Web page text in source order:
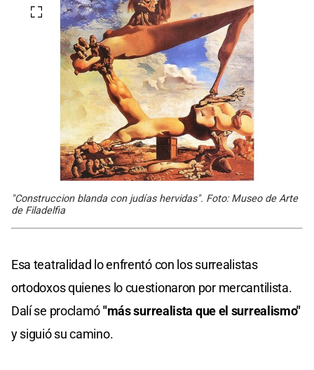
"Construccion blanda con judías hervidas". Foto: Museo de Arte
de Filadelfia
Esa teatralidad lo enfrentó con los surrealistas
ortodoxos quienes lo cuestionaron por mercantilista.
Dalí se proclamó"más surrealista que el surrealismo"
y siguió su camino.